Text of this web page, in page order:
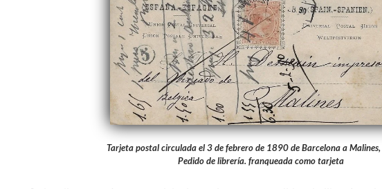
Tarjeta postal circulada el 3 de febrero de 1890 de Barcelona a Malines,
Pedido de librería. franqueada como tarjeta